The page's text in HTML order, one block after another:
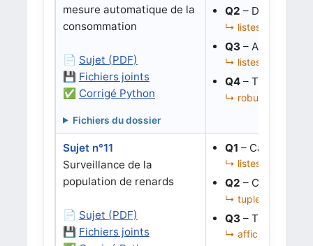
mesure automatique de la
consommation
📄 Sujet (PDF)
💾 Fichiers joints
✅ Corrigé Python
Fichiers du dossier
Q2 – Détecter
↳ listes de
Q3 – Analyser
↳ listes, indices,
Q4 – Traiter un
↳ robustesse,
Sujet n°11
Surveillance de la
population de renards
📄 Sujet (PDF)
💾 Fichiers joints
Q1 – Calculer
↳ listes de
Q2 – Construire
↳ tuples, listes,
Q3 – Tester les
↳ affichage,